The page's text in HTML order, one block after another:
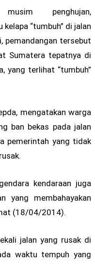
penghujan,
“tumbuh” di jalan
pemandangan tersebut
Sumatera tepatnya di
yang terlihat “tumbuh”
mengatakan warga
ban bekas pada jalan
pemerintah yang tidak
kendaraan juga
yang membahayakan
(18/04/2014).
jalan yang rusak di
waktu tempuh yang